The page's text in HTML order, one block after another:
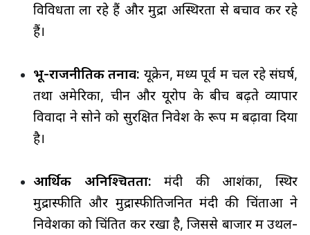
विविधता ला रहे हैं और मुद्रा अस्थिरता से बचाव कर रहे
हैं।
भू-राजनीतिक तनाव: यूक्रेन, मध्य पूर्व में चल रहे संघर्ष,
तथा अमेरिका, चीन और यूरोप के बीच बढ़ते व्यापार
विवादों ने सोने को सुरक्षित निवेश के रूप में बढ़ावा दिया
है।
आर्थिक अनिश्चितता: मंदी की आशंका, स्थिर
मुद्रास्फीति और मुद्रास्फीतिजनित मंदी की चिंताओं ने
निवेशकों को चिंतित कर रखा है, जिससे बाजार में उथल-